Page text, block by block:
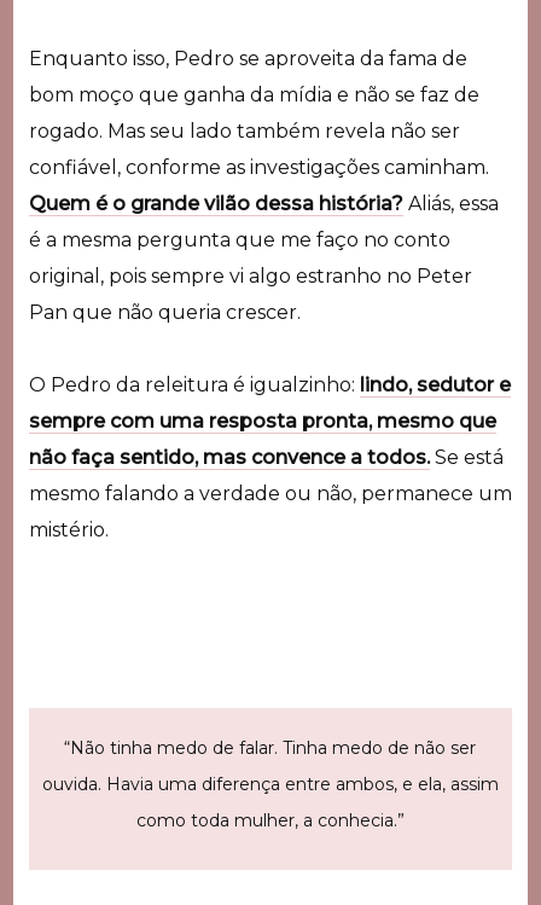
Enquanto isso, Pedro se aproveita da fama de
bom moço que ganha da mídia e não se faz de
rogado. Mas seu lado também revela não ser
confiável, conforme as investigações caminham.
Quem é o grande vilão dessa história?Aliás, essa
é a mesma pergunta que me faço no conto
original, pois sempre vi algo estranho no Peter
Pan que não queria crescer.
O Pedro da releitura é igualzinho: lindo, sedutor e
sempre com uma resposta pronta, mesmo que
não faça sentido, mas convence a todos.Se está
mesmo falando a verdade ou não, permanece um
mistério.
“Não tinha medo de falar. Tinha medo de não ser
ouvida. Havia uma diferença entre ambos, e ela, assim
como toda mulher, a conhecia.”